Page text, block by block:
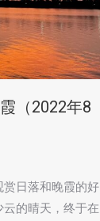
（2022年8
日落和晚霞的好
的晴天，终于在